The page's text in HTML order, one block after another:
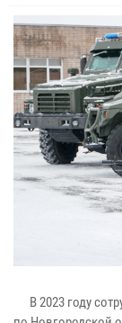
В 2023 году